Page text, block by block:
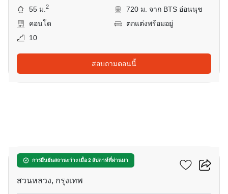
55 ม.2
720 ม. จาก BTS อ่อนนุช
คอนโด
ตกแต่งพร้อมอยู่
10
สอบถามตอนนี้
การยืนยันสถานะว่าง เมื่อ 2 สัปดาห์ที่ผ่านมา
เดอะ ไพรเวซี่ พระราม 9
สวนหลวง, กรุงเทพ